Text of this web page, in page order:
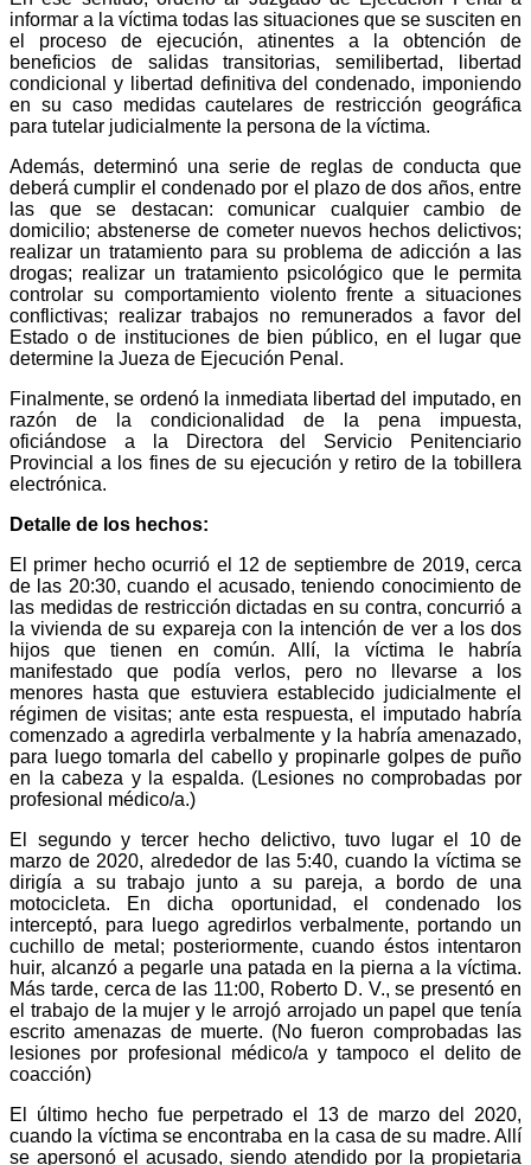
informar a la víctima todas las situaciones que se susciten en
el proceso de ejecución, atinentes a la obtención de
beneficios de salidas transitorias, semilibertad, libertad
condicional y libertad definitiva del condenado, imponiendo
en su caso medidas cautelares de restricción geográfica
para tutelar judicialmente la persona de la víctima.
Además, determinó una serie de reglas de conducta que
deberá cumplir el condenado por el plazo de dos años, entre
las que se destacan: comunicar cualquier cambio de
domicilio; abstenerse de cometer nuevos hechos delictivos;
realizar un tratamiento para su problema de adicción a las
drogas; realizar un tratamiento psicológico que le permita
controlar su comportamiento violento frente a situaciones
conflictivas; realizar trabajos no remunerados a favor del
Estado o de instituciones de bien público, en el lugar que
determine la Jueza de Ejecución Penal.
Finalmente, se ordenó la inmediata libertad del imputado, en
razón de la condicionalidad de la pena impuesta,
oficiándose a la Directora del Servicio Penitenciario
Provincial a los fines de su ejecución y retiro de la tobillera
electrónica.
Detalle de los hechos:
El primer hecho ocurrió el 12 de septiembre de 2019, cerca
de las 20:30, cuando el acusado, teniendo conocimiento de
las medidas de restricción dictadas en su contra, concurrió a
la vivienda de su expareja con la intención de ver a los dos
hijos que tienen en común. Allí, la víctima le habría
manifestado que podía verlos, pero no llevarse a los
menores hasta que estuviera establecido judicialmente el
régimen de visitas; ante esta respuesta, el imputado habría
comenzado a agredirla verbalmente y la habría amenazado,
para luego tomarla del cabello y propinarle golpes de puño
en la cabeza y la espalda. (Lesiones no comprobadas por
profesional médico/a.)
El segundo y tercer hecho delictivo, tuvo lugar el 10 de
marzo de 2020, alrededor de las 5:40, cuando la víctima se
dirigía a su trabajo junto a su pareja, a bordo de una
motocicleta. En dicha oportunidad, el condenado los
interceptó, para luego agredirlos verbalmente, portando un
cuchillo de metal; posteriormente, cuando éstos intentaron
huir, alcanzó a pegarle una patada en la pierna a la víctima.
Más tarde, cerca de las 11:00, Roberto D. V., se presentó en
el trabajo de la mujer y le arrojó arrojado un papel que tenía
escrito amenazas de muerte. (No fueron comprobadas las
lesiones por profesional médico/a y tampoco el delito de
coacción)
El último hecho fue perpetrado el 13 de marzo del 2020,
cuando la víctima se encontraba en la casa de su madre. Allí
se apersonó el acusado, siendo atendido por la propietaria